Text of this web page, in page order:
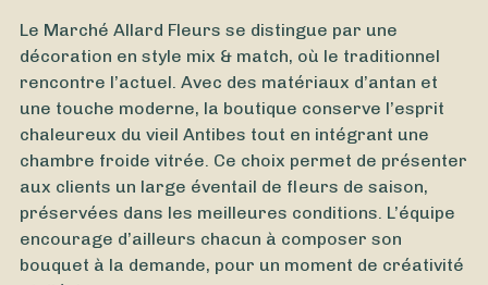
Le Marché Allard Fleurs se distingue par une
décoration en style mix & match, où le traditionnel
rencontre l’actuel. Avec des matériaux d’antan et
une touche moderne, la boutique conserve l’esprit
chaleureux du vieil Antibes tout en intégrant une
chambre froide vitrée. Ce choix permet de présenter
aux clients un large éventail de fleurs de saison,
préservées dans les meilleures conditions. L’équipe
encourage d’ailleurs chacun à composer son
bouquet à la demande, pour un moment de créativité